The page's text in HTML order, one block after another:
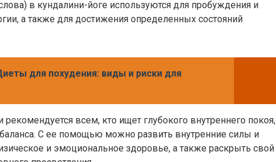
в кундалини-йоге используются для пробуждения и
а также для достижения определенных состояний
для похудения: виды и риски для
рекомендуется всем, кто ищет глубокого внутреннего покоя,
С ее помощью можно развить внутренние силы и
и эмоциональное здоровье, а также раскрыть свой